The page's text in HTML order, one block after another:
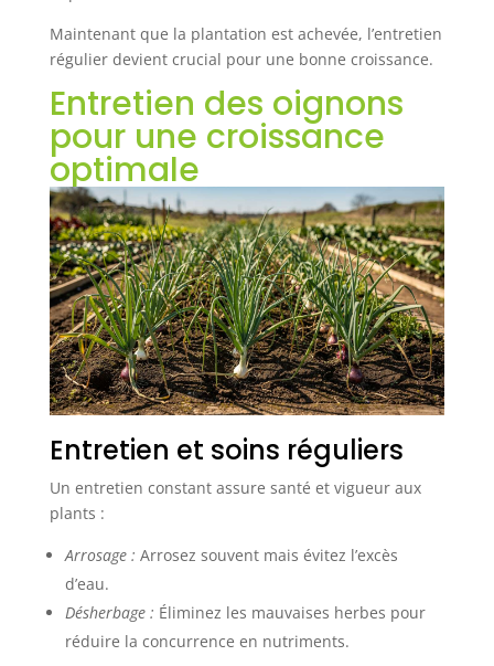
Maintenant que la plantation est achevée, l’entretien
régulier devient crucial pour une bonne croissance.
Entretien des oignons
pour une croissance
optimale
Entretien et soins réguliers
Un entretien constant assure santé et vigueur aux
plants :
Arrosage : Arrosez souvent mais évitez l’excès
d’eau.
Désherbage : Éliminez les mauvaises herbes pour
réduire la concurrence en nutriments.